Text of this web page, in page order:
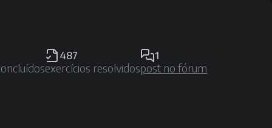
487
exercícios resolvidos
1
post no fórum